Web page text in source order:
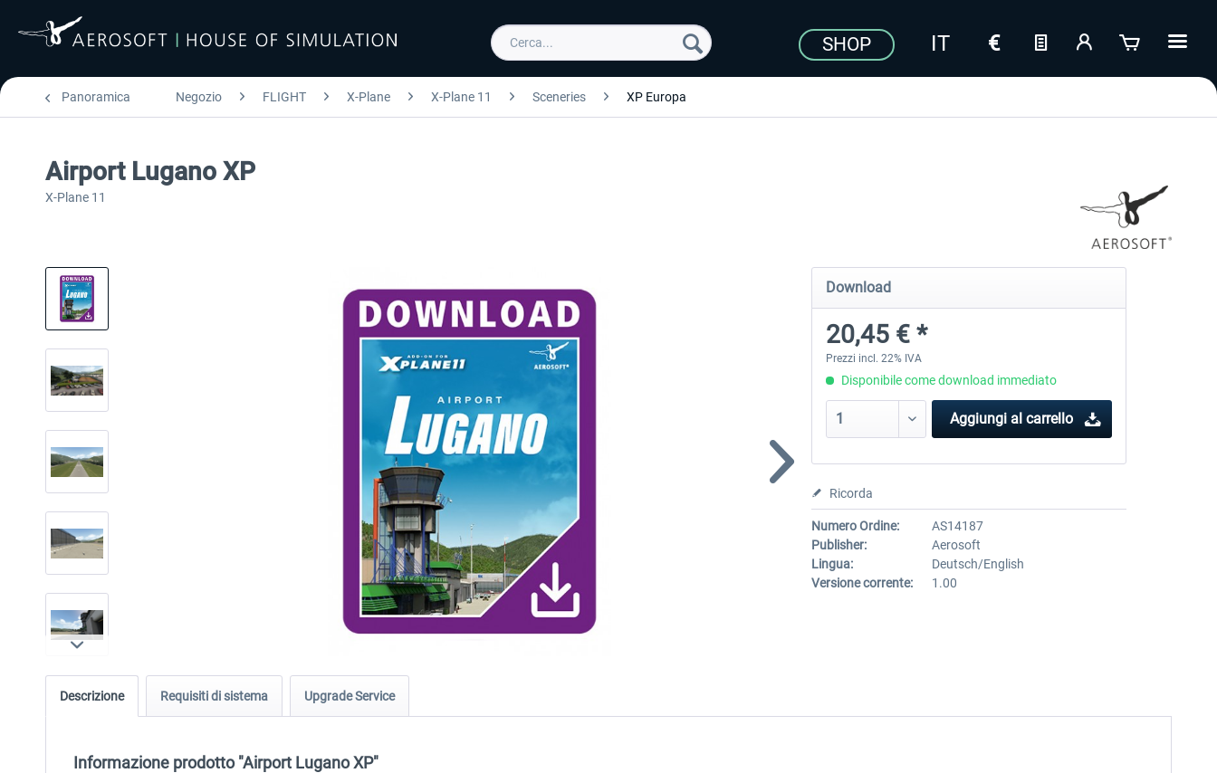
SHOP
Panoramica Negozio FLIGHT X-Plane X-Plane 11 Sceneries XP Europa
Airport Lugano XP
X-Plane 11
Download
20,45 € *
Prezzi incl. 22% IVA
Disponibile come download immediato
Aggiungi al carrello
Ricorda
Numero Ordine:
AS14187
Publisher:
Aerosoft
Lingua:
Deutsch/English
Versione corrente:
1.00
Descrizione Requisiti di sistema Upgrade Service
Informazione prodotto "Airport Lugano XP"